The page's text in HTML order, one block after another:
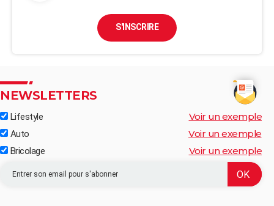
S'INSCRIRE
NEWSLETTERS
Lifestyle Voir un exemple
Auto Voir un exemple
Bricolage Voir un exemple